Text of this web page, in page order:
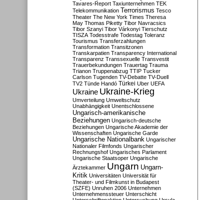
Tavares-Report Taxiunternehmen TEK
Telekommunikation Terrorismus Tesco
Theater The New York Times Theresa
May Thomas Piketty Tibor Navracsics
Tibor Szanyi Tibor Várkonyi Tierschutz
TISZA Todesstrafe Todestag Toleranz
Tourismus Transferzahlungen
Transformation Transitzonen
Transkarpatien Transparency International
Transparenz Transsexuelle Transvestit
Trauerbekundungen Trauertag Trauma
Trianon Truppenabzug TTIP Tucker
Carlson Tugenden TV-Debatte TV-Duell
TV2 Tünde Handó Türkei Uber UEFA
Ukraine Ukraine-Krieg
Umverteilung Umweltschutz
Unabhängigkeit Unentschlossene
Ungarisch-amerikanische
Beziehungen Ungarisch-deutsche
Beziehungen Ungarische Akademie der
Wissenschaften Ungarische Garde
Ungarische Nationalbank Ungarischer
Nationaler Filmfonds Ungarischer
Rechnungshof Ungarisches Parlament
Ungarische Staatsoper Ungarische
Ärztekammer Ungarn Ungarn-
Kritik Universitäten Universität für
Theater- und Filmkunst in Budapest
(SZFE) Unruhen 2006 Unternehmen
Unternehmenssteuer Unterschicht